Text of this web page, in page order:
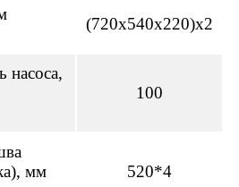
(720х540х220)x2
насоса,
100
мм
520*4